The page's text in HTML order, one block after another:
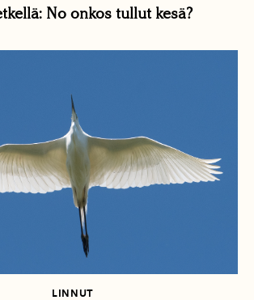
No onkos tullut kesä?
LINNUT